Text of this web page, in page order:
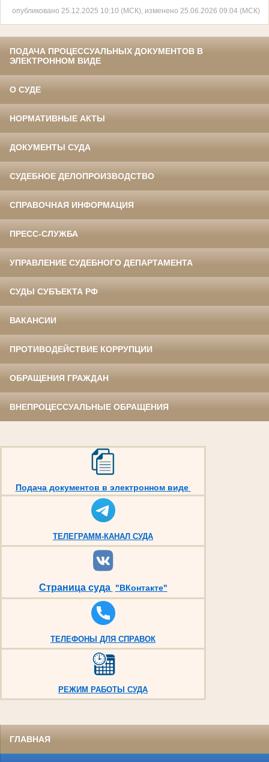
опубликовано 25.12.2025 10:10 (МСК), изменено 25.06.2026 09:04 (МСК)
ПОДАЧА ПРОЦЕССУАЛЬНЫХ ДОКУМЕНТОВ В
ЭЛЕКТРОННОМ ВИДЕ
О СУДЕ
НОРМАТИВНЫЕ АКТЫ
ДОКУМЕНТЫ СУДА
СУДЕБНОЕ ДЕЛОПРОИЗВОДСТВО
СПРАВОЧНАЯ ИНФОРМАЦИЯ
ПРЕСС-СЛУЖБА
УПРАВЛЕНИЕ СУДЕБНОГО ДЕПАРТАМЕНТА
СУДЫ СУБЪЕКТА РФ
ВАКАНСИИ
ПРОТИВОДЕЙСТВИЕ КОРРУПЦИИ
ОБРАЩЕНИЯ ГРАЖДАН
ВНЕПРОЦЕССУАЛЬНЫЕ ОБРАЩЕНИЯ
Подача документов в электронном виде
ТЕЛЕГРАММ-КАНАЛ СУДА
Страница суда "ВКонтакте"
ТЕЛЕФОНЫ ДЛЯ СПРАВОК
РЕЖИМ РАБОТЫ СУДА
ГЛАВНАЯ